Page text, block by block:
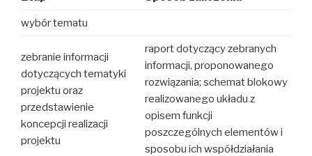
wybór tematu
zebranie informacji
dotyczących tematyki
projektu oraz
przedstawienie
koncepcji realizacji
projektu
raport dotyczący zebranych
informacji, proponowanego
rozwiązania; schemat blokowy
realizowanego układu z
opisem funkcji
poszczególnych elementów i
sposobu ich współdziałania